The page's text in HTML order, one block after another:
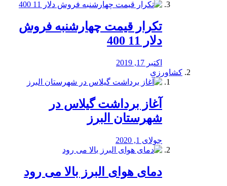
تکرار قیمت چهارشنبه فروش
دلار 11 400
اکتبر 17, 2019
کشاورزی
آغاز برداشت گیلاس در
شهرستان البرز
جولای 1, 2020
دمای هوای البرز بالا می رود